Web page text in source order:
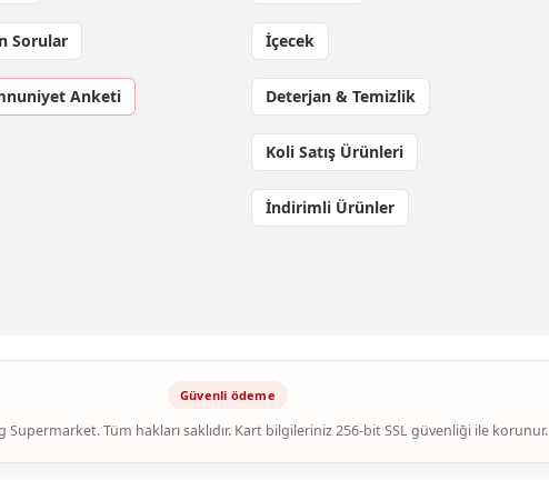
Sorular
Anketi
İçecek
Deterjan & Temizlik
Koli Satış Ürünleri
İndirimli Ürünler
Supermarket. Tüm hakları saklıdır. Kart bilgileriniz 256-bit SSL güvenliği ile korunur.